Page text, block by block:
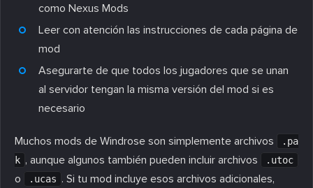
como Nexus Mods
Leer con atención las instrucciones de cada página de
mod
Asegurarte de que todos los jugadores que se unan
al servidor tengan la misma versión del mod si es
necesario
Muchos mods de Windrose son simplemente archivos
.pa
k , aunque algunos también pueden incluir archivos .utoc
o .ucas . Si tu mod incluye esos archivos adicionales,